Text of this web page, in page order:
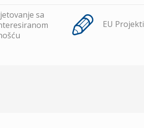
sa
EU Projekti